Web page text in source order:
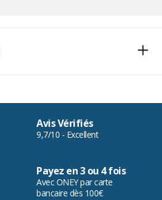
Avis Vérifiés
9,7/10 - Excellent
Payez en 3 ou 4 fois
Avec ONEY par carte
bancaire dès 100€